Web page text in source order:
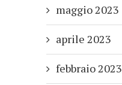
maggio 2023
aprile 2023
febbraio 2023